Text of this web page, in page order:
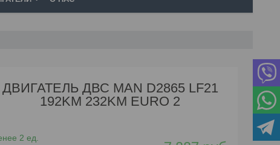
ДВИГАТЕЛЬ ДВС MAN D2865 LF21
192KM 232KM EURO 2
2 ед.